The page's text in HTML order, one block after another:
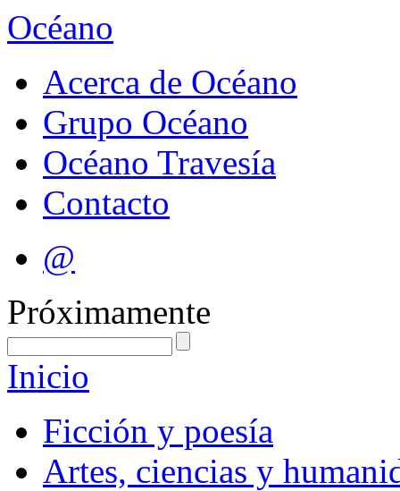
Océano
Acerca de Océano
Grupo Océano
Océano Travesía
Contacto
@
Próximamente
Inicio
Ficción y poesía
Artes, ciencias y